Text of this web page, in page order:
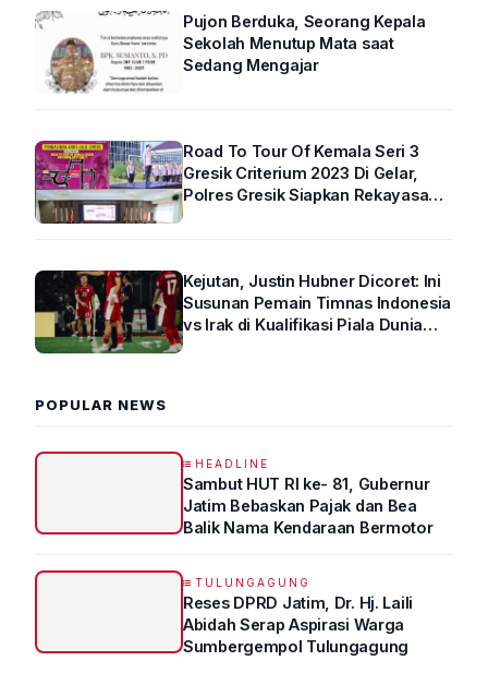
Pujon Berduka, Seorang Kepala
Sekolah Menutup Mata saat
Sedang Mengajar
Road To Tour Of Kemala Seri 3
Gresik Criterium 2023 Di Gelar,
Polres Gresik Siapkan Rekayasa
Kejutan, Justin Hubner Dicoret: Ini
Susunan Pemain Timnas Indonesia
vs Irak di Kualifikasi Piala Dunia
POPULAR NEWS
HEADLINE
Sambut HUT RI ke- 81, Gubernur
Jatim Bebaskan Pajak dan Bea
Balik Nama Kendaraan Bermotor
TULUNGAGUNG
Reses DPRD Jatim, Dr. Hj. Laili
Abidah Serap Aspirasi Warga
Sumbergempol Tulungagung